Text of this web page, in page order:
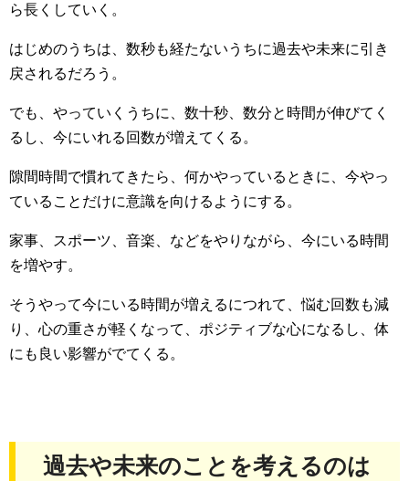
ら長くしていく。
はじめのうちは、数秒も経たないうちに過去や未来に引き
戻されるだろう。
でも、やっていくうちに、数十秒、数分と時間が伸びてく
るし、今にいれる回数が増えてくる。
隙間時間で慣れてきたら、何かやっているときに、今やっ
ていることだけに意識を向けるようにする。
家事、スポーツ、音楽、などをやりながら、今にいる時間
を増やす。
そうやって今にいる時間が増えるにつれて、悩む回数も減
り、心の重さが軽くなって、ポジティブな心になるし、体
にも良い影響がでてくる。
過去や未来のことを考えるのは